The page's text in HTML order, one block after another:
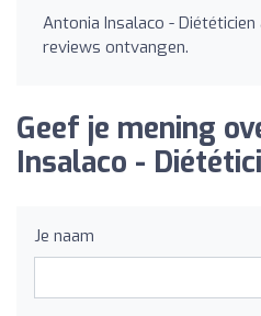
Antonia Insalaco -
reviews ontvangen.
Geef je mening
Insalaco -
Je naam